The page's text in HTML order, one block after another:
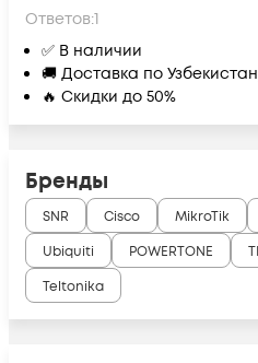
Ответов:1
✅ В наличии
🚚 Доставка по
🔥 Скидки до 50%
Бренды
SNR Cisco MikroTik
Ubiquiti
POWERTONE
Teltonika